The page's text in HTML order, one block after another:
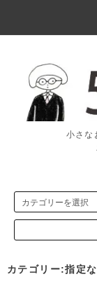
小さな
カテゴリー:指定